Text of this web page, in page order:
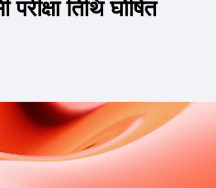
तिथि घोषित